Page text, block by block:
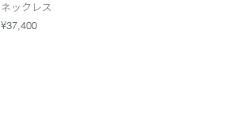
ネックレス
¥37,400